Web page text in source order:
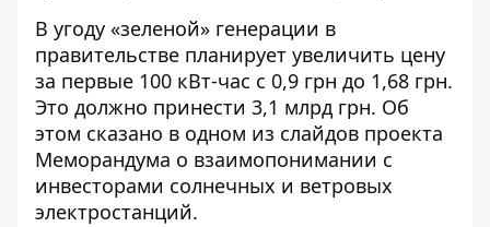
В угоду «зеленой» генерации в
правительстве планирует увеличить цену
за первые 100 кВт-час с 0,9 грн до 1,68 грн.
Это должно принести 3,1 млрд грн. Об
этом сказано в одном из слайдов проекта
Меморандума о взаимопонимании с
инвесторами солнечных и ветровых
электростанций.